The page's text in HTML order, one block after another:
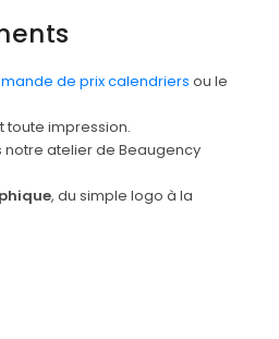
de prix calendriers ou le
toute impression.
notre atelier de Beaugency
, du simple logo à la